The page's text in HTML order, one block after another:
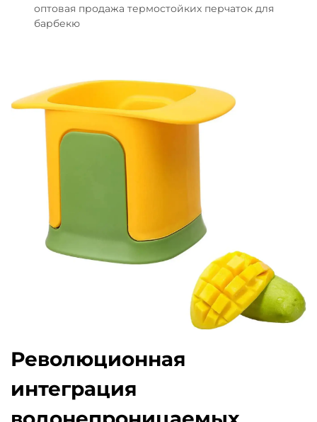
оптовая продажа термостойких перчаток для
барбекю
Революционная
интеграция